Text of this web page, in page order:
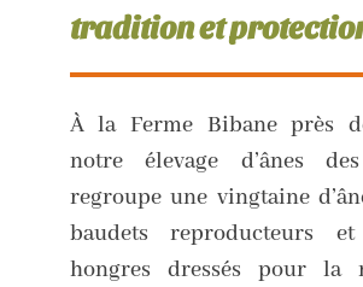
tradition et
À la Ferme Bibane près
notre élevage d’ânes
regroupe une vingtaine
baudets reproducteurs
hongres dressés pour la